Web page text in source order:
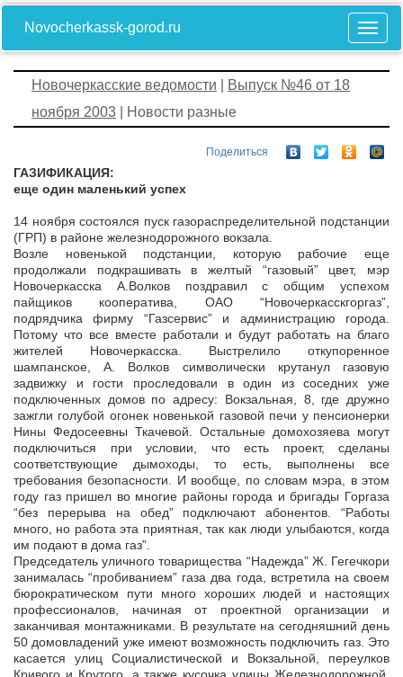
Novocherkassk-gorod.ru
Новочеркасские ведомости
Выпуск №46 от 18
ноября 2003 | Новости разные
Поделиться
ГАЗИФИКАЦИЯ:
еще один маленький успех
14 ноября состоялся пуск газораспределительной подстанции
(ГРП) в районе железнодорожного вокзала.
Возле новенькой подстанции, которую рабочие еще
продолжали подкрашивать в желтый “газовый” цвет, мэр
Новочеркасска А.Волков поздравил с общим успехом
пайщиков кооператива, ОАО “Новочеркасскгоргаз”,
подрядчика фирму “Газсервис” и администрацию города.
Потому что все вместе работали и будут работать на благо
жителей Новочеркасска. Выстрелило откупоренное
шампанское, А. Волков символически крутанул газовую
задвижку и гости проследовали в один из соседних уже
подключенных домов по адресу: Вокзальная, 8, где дружно
зажгли голубой огонек новенькой газовой печи у пенсионерки
Нины Федосеевны Ткачевой. Остальные домохозяева могут
подключиться при условии, что есть проект, сделаны
соответствующие дымоходы, то есть, выполнены все
требования безопасности. И вообще, по словам мэра, в этом
году газ пришел во многие районы города и бригады Горгаза
“без перерыва на обед” подключают абонентов. “Работы
много, но работа эта приятная, так как люди улыбаются, когда
им подают в дома газ”.
Председатель уличного товарищества “Надежда” Ж. Гегечкори
занималась “пробиванием” газа два года, встретила на своем
бюрократическом пути много хороших людей и настоящих
профессионалов, начиная от проектной организации и
заканчивая монтажниками. В результате на сегодняшний день
50 домовладений уже имеют возможность подключить газ. Это
касается улиц Социалистической и Вокзальной, переулков